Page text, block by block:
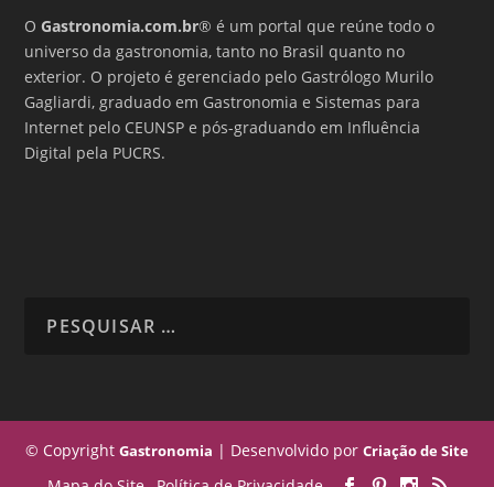
OGastronomia.com.br® é um portal que reúne todo o
universo da gastronomia, tanto no Brasil quanto no
exterior. O projeto é gerenciado pelo Gastrólogo Murilo
Gagliardi, graduado em Gastronomia e Sistemas para
Internet pelo CEUNSP e pós-graduando em Influência
Digital pela PUCRS.
© Copyright Gastronomia | Desenvolvido por Criação de Site